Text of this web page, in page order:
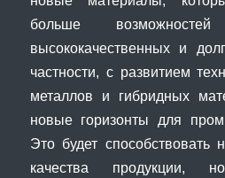
больше
высококачественных и
частности, с развитием
металлов и гибридных
новые горизонты для
Это будет способствовать
качества продукции,